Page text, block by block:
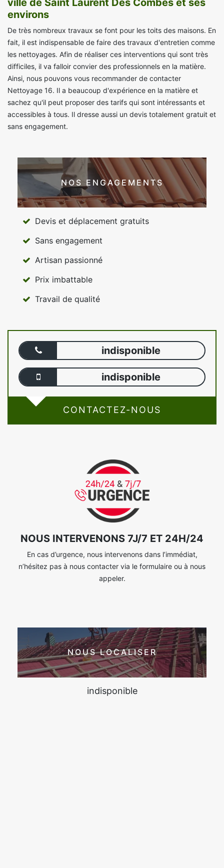
ville de Saint Laurent Des Combes et ses
environs
De très nombreux travaux se font pour les toits des maisons. En
fait, il est indispensable de faire des travaux d'entretien comme
les nettoyages. Afin de réaliser ces interventions qui sont très
difficiles, il va falloir convier des professionnels en la matière.
Ainsi, nous pouvons vous recommander de contacter
Nettoyage 16. Il a beaucoup d'expérience en la matière et
sachez qu'il peut proposer des tarifs qui sont intéressants et
accessibles à tous. Il dresse aussi un devis totalement gratuit et
sans engagement.
NOS ENGAGEMENTS
Devis et déplacement gratuits
Sans engagement
Artisan passionné
Prix imbattable
Travail de qualité
indisponible
indisponible
CONTACTEZ-NOUS
NOUS INTERVENONS 7J/7 ET 24H/24
En cas d’urgence, nous intervenons dans l’immédiat,
n’hésitez pas à nous contacter via le formulaire ou à nous
appeler.
NOUS LOCALISER
indisponible